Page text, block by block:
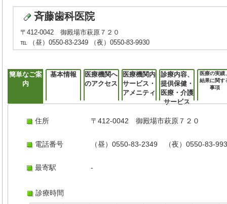
斉藤歯科医院
〒412-0042 御殿場市萩原７２０
℡ （昼）0550-83-2349 （夜）0550-83-9930
簡単なご案
内
基本情報
医療機関へ
のアクセス
医療機関内
サービス・
アメニティ
診療内容、
提供保健・
医療・介護
サービス
医療の実績
結果に関す
事項
住所 〒412-0042 御殿場市萩原７２０
電話番号 （昼）0550-83-2349 （夜）0550-83-
最寄駅 -
診療時間